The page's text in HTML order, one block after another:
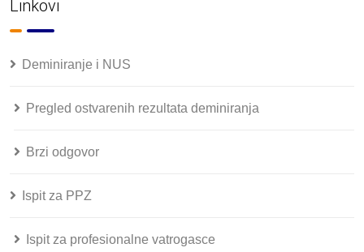
Linkovi
Deminiranje i NUS
Pregled ostvarenih rezultata deminiranja
Brzi odgovor
Ispit za PPZ
Ispit za profesionalne vatrogasce